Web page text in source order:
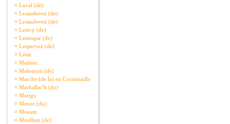
¤ Laval (de)
¤ Lesaudevez (de)
¤ Lesaudevez (de)
¤ Lesivy (de)
¤ Lesongar (de)
¤ Lespervez (de)
¤ Léon
¤ Madeuc
¤ Malestroit (de)
¤ Marche (de la) en Cornouaille
¤ Marhallac'h (du)
¤ Marigo
¤ Menez (du)
¤ Moeam
¤ Moellien (de)